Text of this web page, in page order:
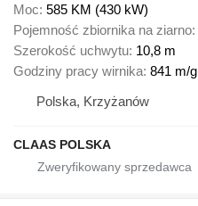
Moc 585 KM (430 kW)
Pojemność zbiornika na ziarno
Szerokość uchwytu 10,8 m
Godziny pracy wirnika 841 m/g
Polska, Krzyżanów
CLAAS POLSKA